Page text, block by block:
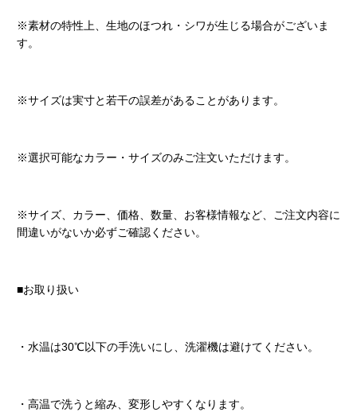
※素材の特性上、生地のほつれ・シワが生じる場合がございま
す。
※サイズは実寸と若干の誤差があることがあります。
※選択可能なカラー・サイズのみご注文いただけます。
※サイズ、カラー、価格、数量、お客様情報など、ご注文内容に
間違いがないか必ずご確認ください。
■お取り扱い
・水温は30℃以下の手洗いにし、洗濯機は避けてください。
・高温で洗うと縮み、変形しやすくなります。